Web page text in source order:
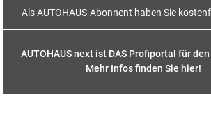
Als AUTOHAUS-Abonnent haben Sie
AUTOHAUS next ist DAS Profiportal für
Mehr Infos finden Sie hier!